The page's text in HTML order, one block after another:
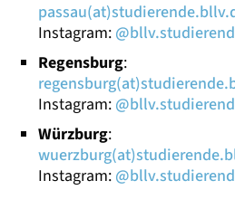
Instagram:
Regensburg:
Instagram:
Würzburg:
Instagram: